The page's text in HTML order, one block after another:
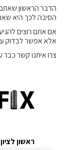
הדבר הראשון
הסיבה לכך היא
אם אתם רוצים
אלא אפשר לבדוק
צרו איתנו קשר
ראשון